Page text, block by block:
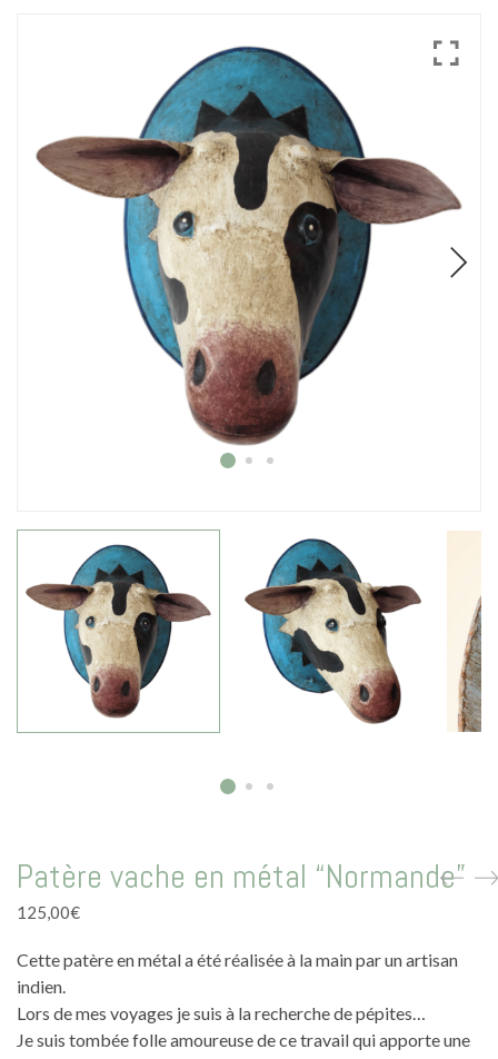
Blouses et jupes
Sacs en Kantha
Pochettes ordinateur
Trousses de toilette
La vie en bleu
La vie en rose
Carte cadeau
Patère vache en métal “Normande”
125,00€
Cette patère en métal a été réalisée à la main par un artisan
indien.
Lors de mes voyages je suis à la recherche de pépites…
Je suis tombée folle amoureuse de ce travail qui apporte une